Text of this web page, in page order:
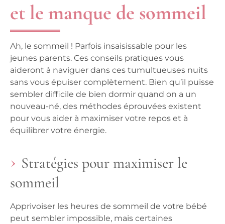
et le manque de sommeil
Ah, le sommeil ! Parfois insaisissable pour les
jeunes parents. Ces conseils pratiques vous
aideront à naviguer dans ces tumultueuses nuits
sans vous épuiser complètement. Bien qu’il puisse
sembler difficile de bien dormir quand on a un
nouveau-né, des méthodes éprouvées existent
pour vous aider à maximiser votre repos et à
équilibrer votre énergie.
Stratégies pour maximiser le
sommeil
Apprivoiser les heures de sommeil de votre bébé
peut sembler impossible, mais certaines